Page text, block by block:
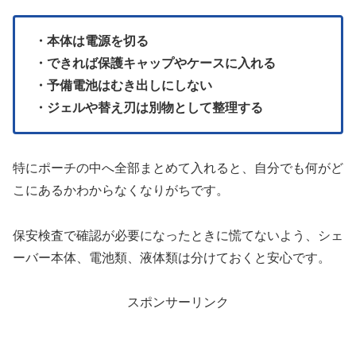
・本体は電源を切る
・できれば保護キャップやケースに入れる
・予備電池はむき出しにしない
・ジェルや替え刃は別物として整理する
特にポーチの中へ全部まとめて入れると、自分でも何がど
こにあるかわからなくなりがちです。
保安検査で確認が必要になったときに慌てないよう、シェ
ーバー本体、電池類、液体類は分けておくと安心です。
スポンサーリンク